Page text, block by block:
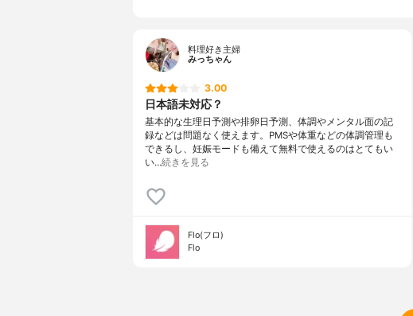
料理好き主婦
みっちゃん
3.00
日本語未対応？
基本的な生理日予測や排卵日予測、体調やメンタル面の記
録などは問題なく使えます。PMSや体重などの体調管理も
できるし、妊娠モードも備えて無料で使えるのはとてもい
い…続きを見る
Flo(フロ)
Flo